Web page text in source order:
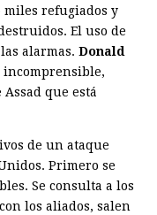
miles refugiados y
El uso de
alarmas. Donald
incomprensible,
que está
de un ataque
Primero se
Se consulta a los
los aliados, salen